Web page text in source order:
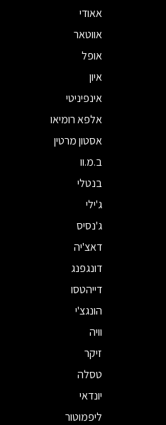
אאודי
אווטאר
אופל
איון
אינפיניטי
אלפא רומיאו
אסטון מרטין
ב.מ.וו
בנטלי
ג'ילי
ג'נסיס
דאצ'יה
דונגפנג
דייהטסו
הונגצ'י
וויה
זיקר
טסלה
יונדאי
ליפמוטור